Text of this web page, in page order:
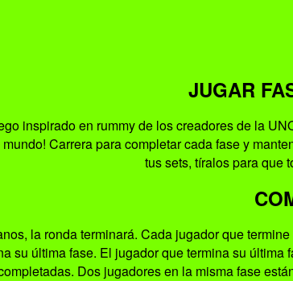
JUGAR
inspirado en rummy de los creadores de la
Carrera para completar cada fase y
tus sets, tíralos para que
la ronda terminará. Cada jugador que
su última fase. El jugador que termina su
Dos jugadores en la misma fase